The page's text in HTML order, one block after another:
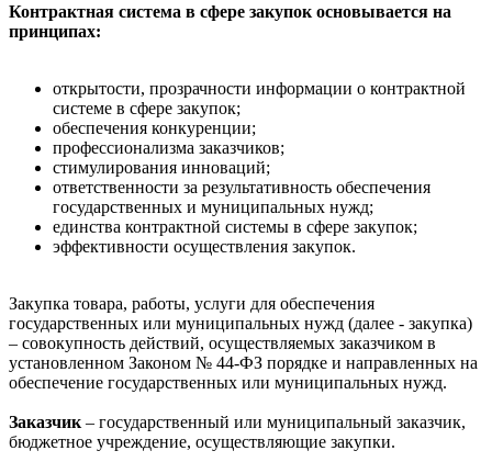
Контрактная система в сфере закупок основывается на
принципах:
открытости, прозрачности информации о контрактной
системе в сфере закупок;
обеспечения конкуренции;
профессионализма заказчиков;
стимулирования инноваций;
ответственности за результативность обеспечения
государственных и муниципальных нужд;
единства контрактной системы в сфере закупок;
эффективности осуществления закупок.
Закупка товара, работы, услуги для обеспечения
государственных или муниципальных нужд (далее - закупка)
– совокупность действий, осуществляемых заказчиком в
установленном Законом № 44-ФЗ порядке и направленных на
обеспечение государственных или муниципальных нужд.
Заказчик – государственный или муниципальный заказчик,
бюджетное учреждение, осуществляющие закупки.